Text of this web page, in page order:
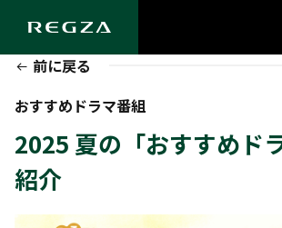
前に戻る
おすすめドラマ番組
2025 夏の「おすすめド
紹介